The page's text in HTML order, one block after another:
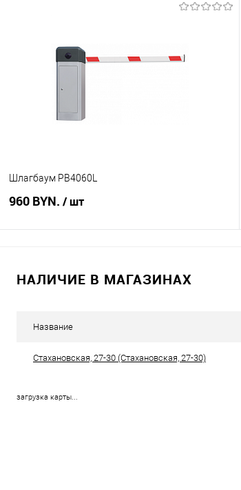
Купить в 1 клик
Сравнение
Шлагбаум PB4060L
960 BYN. / шт
НАЛИЧИЕ В МАГАЗИНАХ
Название
Стахановская, 27-30 (Стахановская, 27-30)
загрузка карты...